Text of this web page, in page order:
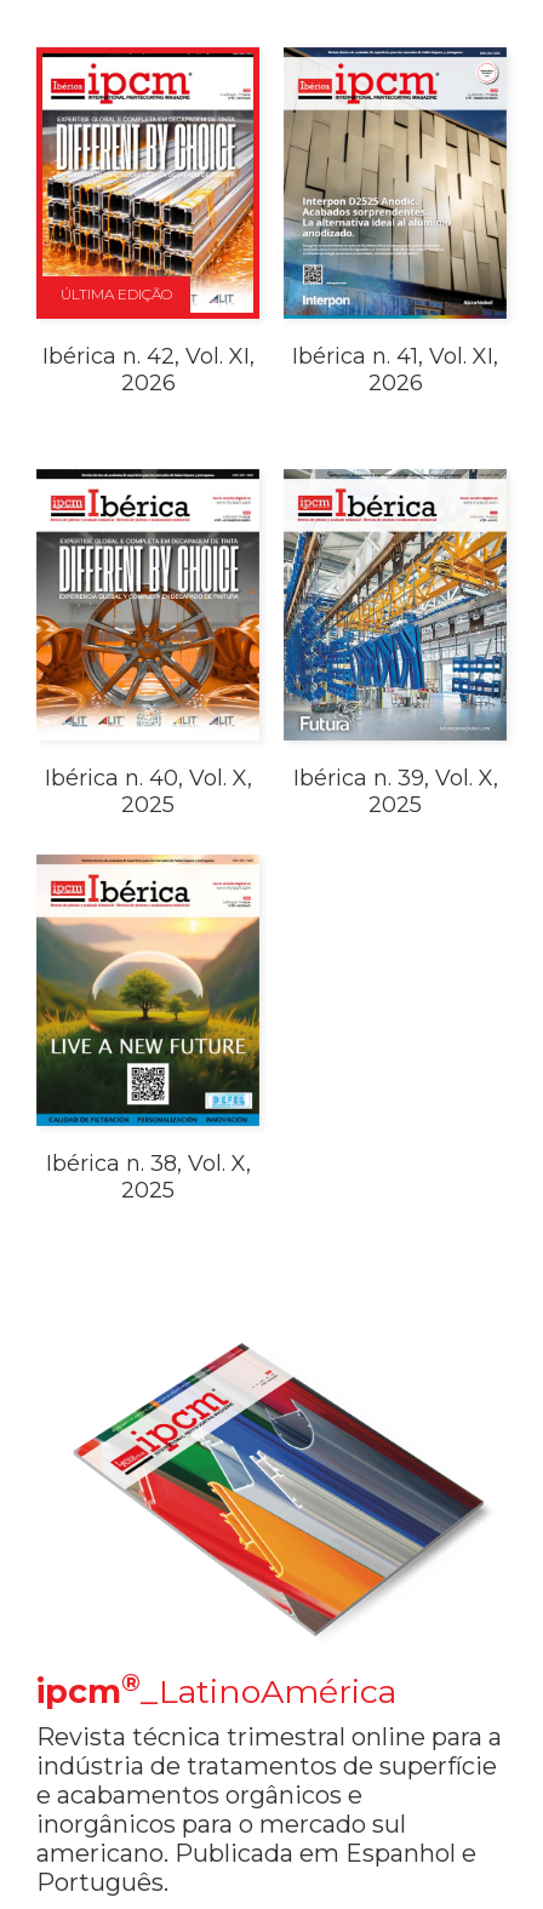
ÚLTIMA EDIÇÃO
Ibérica n. 42, Vol. XI,
2026
Ibérica n. 41, Vol. XI,
2026
Ibérica n. 40, Vol. X,
2025
Ibérica n. 39, Vol. X,
2025
Ibérica n. 38, Vol. X,
2025
ipcm®_LatinoAmérica
Revista técnica trimestral online para a
indústria de tratamentos de superfície
e acabamentos orgânicos e
inorgânicos para o mercado sul
americano. Publicada em Espanhol e
Português.